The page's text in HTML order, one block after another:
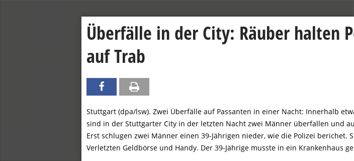
Überfälle in der City: Räuber halten
auf Trab
Stuttgart (dpa/lsw). Zwei Überfälle auf Passanten in einer Nacht: Innerhalb
sind in der Stuttgarter City in der letzten Nacht zwei Männer überfallen und
Erst schlugen zwei Männer einen 39-Jährigen nieder, wie die Polizei berichet.
Verletzten Geldbörse und Handy. Der 39-Jährige musste in ein Krankenhaus